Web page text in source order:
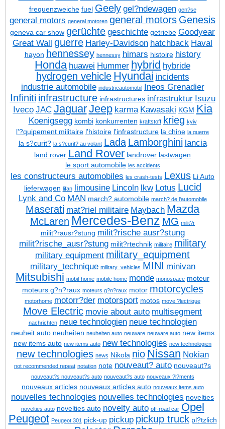
frequenzweiche fuel Geely gel?ndewagen gen?se
general motors general motoren general motors Genesis
geneva car show gerüchte geschichte getriebe Goodyear
Great Wall guerre Harley-Davidson hatchback Haval
hayon hennessey hennessy himars histoire history
Honda huawei Hummer hybrid hybride
hydrogen vehicle Hyundai incidents
industrie automobile industrieautomobil Ineos Grenadier
Infiniti infrastructure infrastructures infrastruktur Isuzu
Iveco JAC JaguarJeep karma Kawasaki KGM Kia
Koenigsegg kombi konkurrenten kraftstoff krieg kyiv
l'?quipement militaire l'histoire l'infrastructure la chine la guerre
la s?curit? la s?curit? au volant Lada Lamborghini lancia
land rover Land Rover landrover lastwagen
le sport automobile les accidents
les constructeurs automobiles les crash-tests Lexus Li Auto
lieferwagen lifan limousine Lincoln lkw Lotus Lucid
Lynk and Co MAN march? automobile march? de l'automobile
Maserati mat?riel militaire Maybach Mazda
McLaren Mercedes-Benz MG milit?r
milit?rausr?stung milit?rische ausr?stung
milit?rische_ausr?stung milit?rtechnik militaire military
military equipment military_equipment
military_technique military_vehicles MINI minivan
Mitsubishi mobil-home mobile home monde monospace moteur
moteurs g?n?raux moteurs g?n?raux motor motorcycles
motorhome motorr?der motorsport motos move ?lectrique
Move Electric movie about auto multisegment
nachrichten neue technologien neue technologien
neuheit auto neuheiten neuheiten auto neuware neuware auto new items
new items auto new items auto new technologies new technologien
new technologies news Nikola nio Nissan Nokian
not recommended repeat notation note nouveaut? auto nouveaut?s
nouveaut?s nouveaut?s auto nouveaut?s auto nouveaux ?l?ments
nouveaux articles nouveaux articles auto nouveaux items auto
nouvelles technologies nouvelles technologies novelties
novelties auto novelties auto novelty auto off-road car Opel
Peugeot Peugeot 301 pick-up pickup pickup truck pl?tzlich